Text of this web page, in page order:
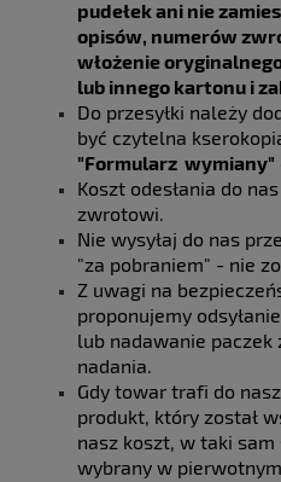
pudełek ani nie
opisów, numerów
włożenie
lub innego kartonu i
Do przesyłki należy
być czytelna
"Formularz wymiany"
Koszt odesłania do
zwrotowi.
Nie wysyłaj do nas
"za pobraniem" - nie
Z uwagi na
proponujemy
lub nadawanie
nadania.
Gdy towar trafi do
produkt, który został
nasz koszt, w taki sam
wybrany w